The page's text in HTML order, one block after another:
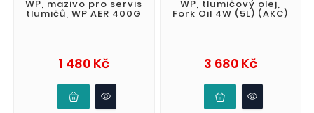
WP, mazivo pro servis
tlumičů, WP AER 400G
1 480 KčCena
WP, tlumičový olej,
Fork Oil 4W (5L) (AKC)
3 680 KčCena